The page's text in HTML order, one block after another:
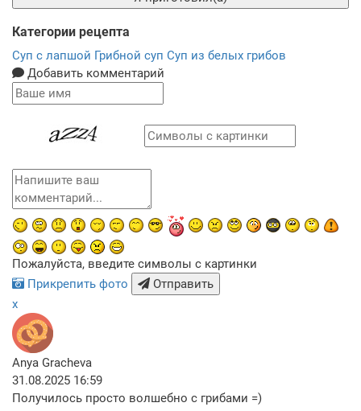
Категории рецепта
Суп с лапшой Грибной суп Суп из белых грибов
Добавить комментарий
Пожалуйста, введите символы с картинки
Прикрепить фото
Отправить
x
Anya Gracheva
31.08.2025 16:59
Получилось просто волшебно с грибами =)